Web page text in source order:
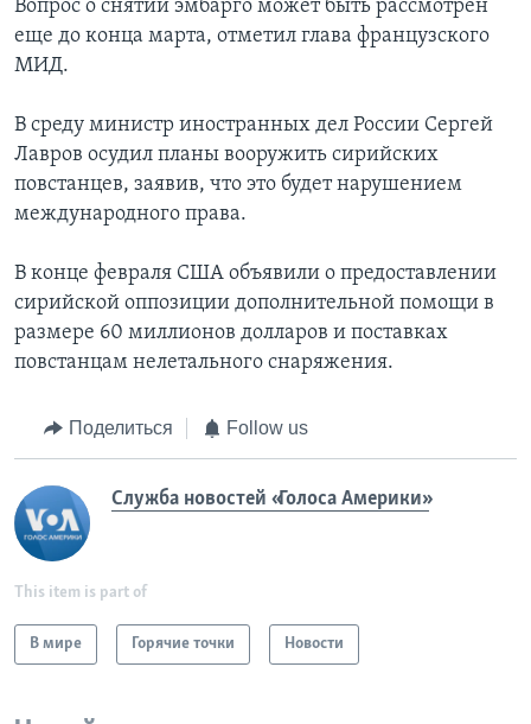
Вопрос о снятии эмбарго может быть рассмотрен
еще до конца марта, отметил глава французского
МИД.
В среду министр иностранных дел России Сергей
Лавров осудил планы вооружить сирийских
повстанцев, заявив, что это будет нарушением
международного права.
В конце февраля США объявили о предоставлении
сирийской оппозиции дополнительной помощи в
размере 60 миллионов долларов и поставках
повстанцам нелетального снаряжения.
Поделиться Follow us
Служба новостей «Голоса Америки»
This item is part of
В мире Горячие точки Новости